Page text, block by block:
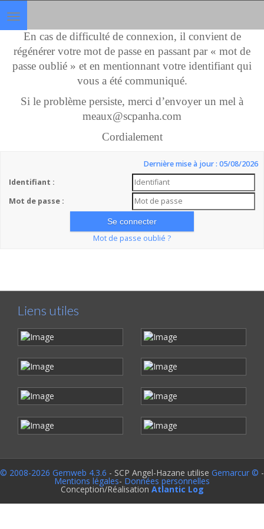
Toggle
navigation
En cas de difficulté de connexion, il convient de
régénérer votre mot de passe en passant par « mot de
passe oublié » et en mentionnant votre identifiant qui
vous a été communiqué.
Si le problème persiste, merci d’envoyer un mel à
meaux@scpanha.com
Cordialement
Dernière mise à jour : 05/08/2026
Identifiant :
Mot de passe :
Mot de passe oublié ?
Liens utiles
© 2008-2026 Gemweb 4.3.6 - SCP Angel-Hazane utilise Gemarcur © -
Mentions légales- Données personnelles
Conception/Réalisation Atlantic Log